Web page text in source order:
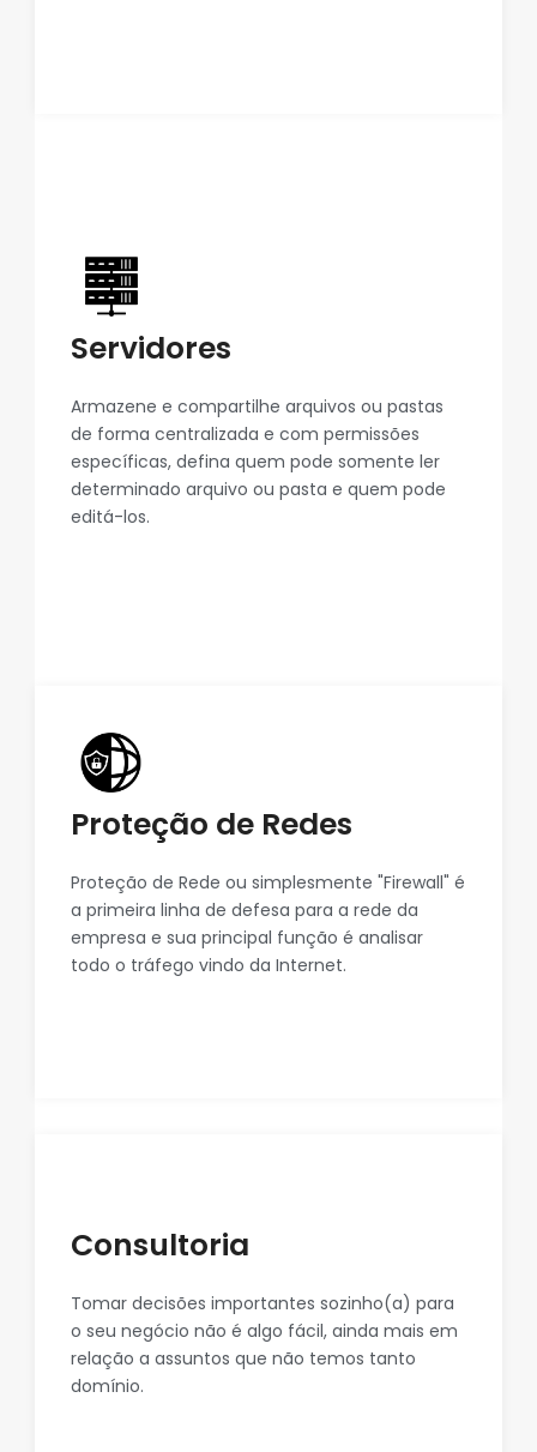
Servidores
Armazene e compartilhe arquivos ou pastas
de forma centralizada e com permissões
específicas, defina quem pode somente ler
determinado arquivo ou pasta e quem pode
editá-los.
Proteção de Redes
Proteção de Rede ou simplesmente "Firewall" é
a primeira linha de defesa para a rede da
empresa e sua principal função é analisar
todo o tráfego vindo da Internet.
Consultoria
Tomar decisões importantes sozinho(a) para
o seu negócio não é algo fácil, ainda mais em
relação a assuntos que não temos tanto
domínio.